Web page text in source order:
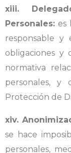
xiii.
Personales: es
responsable y
obligaciones
normativa
personales, y
Protección de
xiv.
se hace
personales,